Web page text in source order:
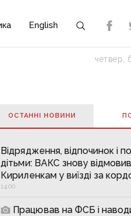
English
четвер,
ОСТАННІ НОВИНИ
Відрядження, відпочинок і
дітьми: ВАКС знову відмовив
Кириленкам у виїзді за
14:00
Працював на ФСБ і